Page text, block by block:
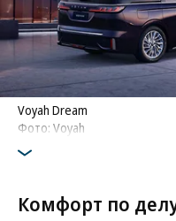
Voyah Dream
Фото: Voyah
Комфорт по